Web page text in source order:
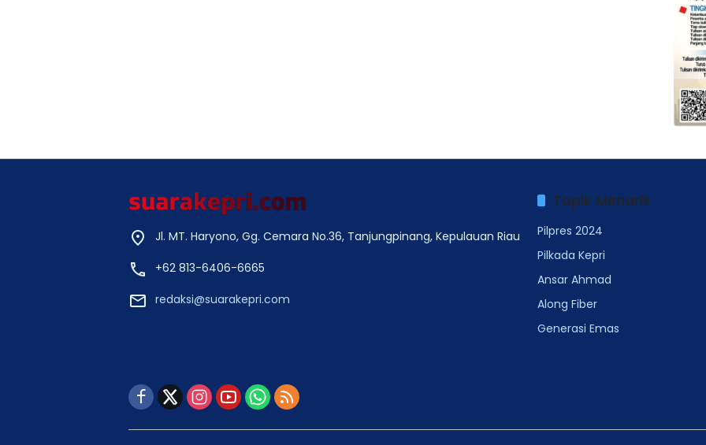
Jl. MT. Haryono, Gg. Cemara No.36, Tanjungpinang, Kepulauan Riau
+62 813-6406-6665
redaksi@suarakepri.com
Topik Menarik
Pilpres 2024
Pilkada Kepri
Ansar Ahmad
Along Fiber
Generasi Emas